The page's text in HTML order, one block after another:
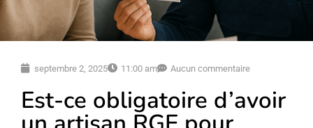
septembre 2, 2025 11:00 am Aucun commentaire
Est-ce obligatoire d’avoir